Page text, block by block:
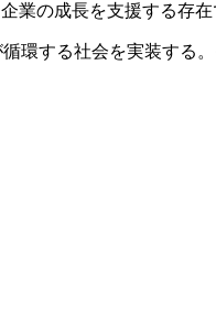
業の成長を支援する存在
環する社会を実装する